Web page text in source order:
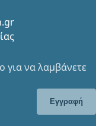
για να λαμβάνετε
Εγγραφή